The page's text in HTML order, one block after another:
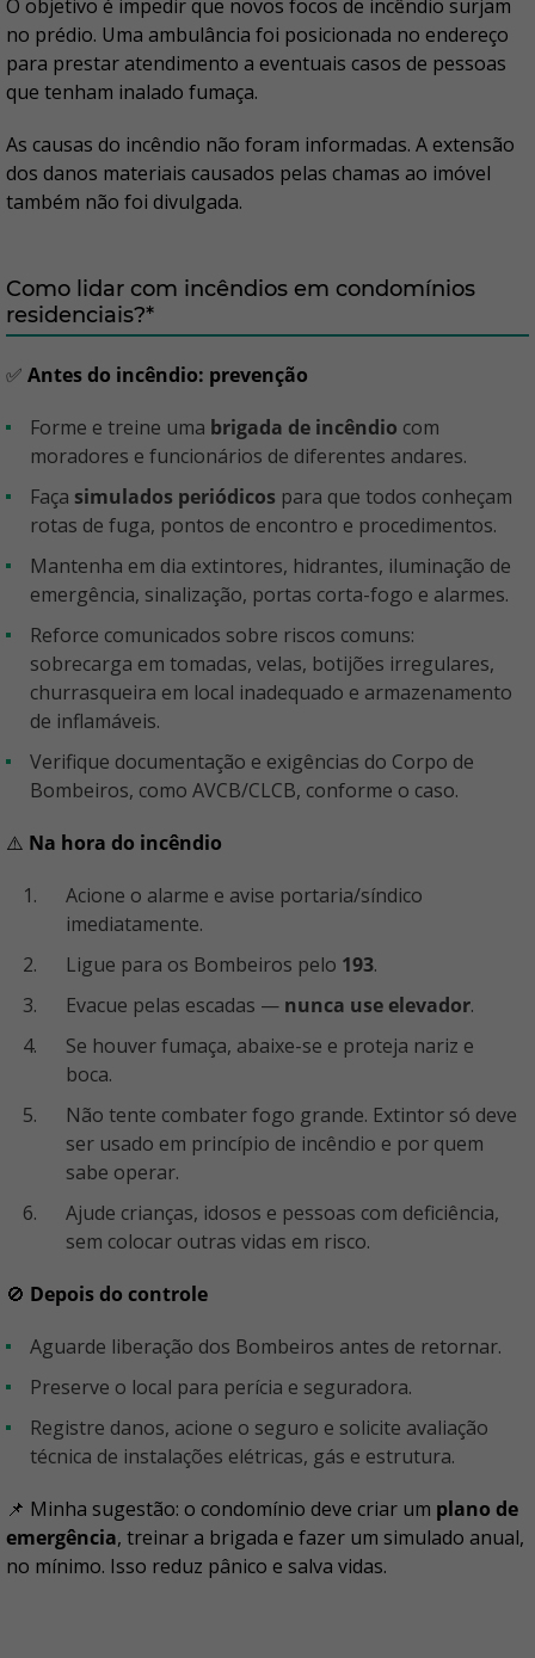
O objetivo é impedir que novos focos de incêndio surjam
no prédio. Uma ambulância foi posicionada no endereço
para prestar atendimento a eventuais casos de pessoas
que tenham inalado fumaça.
As causas do incêndio não foram informadas. A extensão
dos danos materiais causados pelas chamas ao imóvel
também não foi divulgada.
Como lidar com incêndios em condomínios
residenciais?*
✅ Antes do incêndio: prevenção
Forme e treine uma brigada de incêndio com
moradores e funcionários de diferentes andares.
Faça simulados periódicos para que todos conheçam
rotas de fuga, pontos de encontro e procedimentos.
Mantenha em dia extintores, hidrantes, iluminação de
emergência, sinalização, portas corta-fogo e alarmes.
Reforce comunicados sobre riscos comuns:
sobrecarga em tomadas, velas, botijões irregulares,
churrasqueira em local inadequado e armazenamento
de inflamáveis.
Verifique documentação e exigências do Corpo de
Bombeiros, como AVCB/CLCB, conforme o caso.
⚠️ Na hora do incêndio
Acione o alarme e avise portaria/síndico
imediatamente.
Ligue para os Bombeiros pelo 193.
Evacue pelas escadas — nunca use elevador.
Se houver fumaça, abaixe-se e proteja nariz e
boca.
Não tente combater fogo grande. Extintor só deve
ser usado em princípio de incêndio e por quem
sabe operar.
Ajude crianças, idosos e pessoas com deficiência,
sem colocar outras vidas em risco.
🚫 Depois do controle
Aguarde liberação dos Bombeiros antes de retornar.
Preserve o local para perícia e seguradora.
Registre danos, acione o seguro e solicite avaliação
técnica de instalações elétricas, gás e estrutura.
📌 Minha sugestão: o condomínio deve criar um plano de
emergência, treinar a brigada e fazer um simulado anual,
no mínimo. Isso reduz pânico e salva vidas.